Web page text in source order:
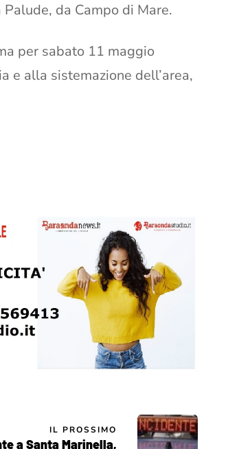
da Campo di Mare.
per sabato 11 maggio
e alla sistemazione dell’area,
IL PROSSIMO
a Santa Marinella,